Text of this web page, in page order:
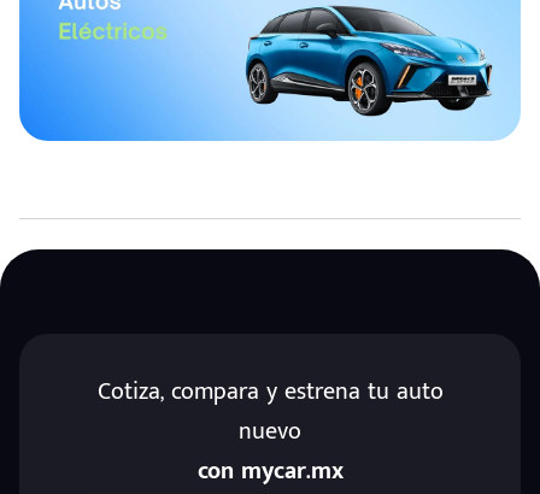
Cotiza, compara y estrena tu auto
nuevo
con mycar.mx